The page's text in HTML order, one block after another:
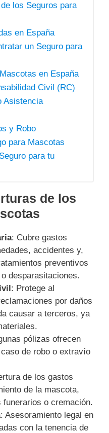
los Seguros para
en España
un Seguro para
en España
Civil (RC)
Asistencia
y Robo
para Mascotas
para tu
de los
: Cubre gastos
accidentes y,
preventivos
desparasitaciones.
: Protege al
por daños
causar a terceros, ya
pólizas ofrecen
de robo o extravío
de los gastos
de la mascota,
o cremación.
: Asesoramiento legal en
con la tenencia de